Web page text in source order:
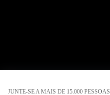
JUNTE-SE A MAIS DE 15.000 PESSOAS